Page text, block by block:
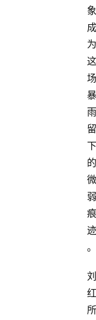
象
成
为
这
场
暴
雨
留
下
的
微
弱
痕
迹
。
刘
红
所